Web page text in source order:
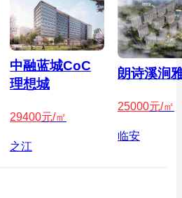
中融蓝城CoC
理想城
29400元/㎡
之江
朗诗溪涧
25000元/㎡
临安